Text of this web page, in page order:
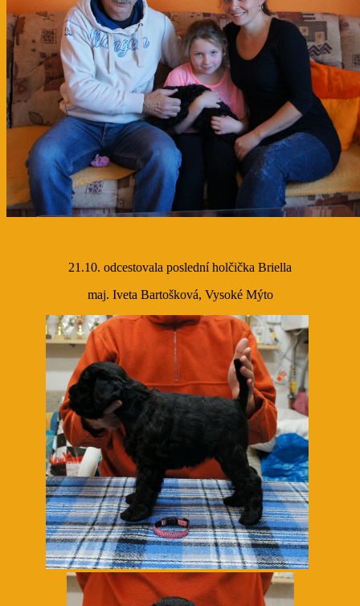
21.10. odcestovala poslední holčička Briella
maj. Iveta Bartošková, Vysoké Mýto